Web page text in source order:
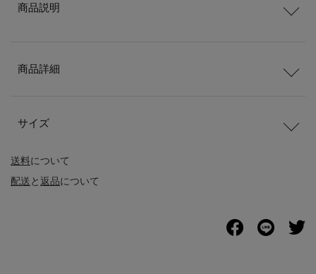
送料について
配送と返品について
商品説明
商品詳細
サイズ